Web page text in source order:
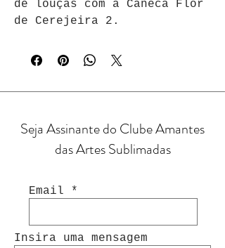
de louças com a Caneca Flor
de Cerejeira 2.
Seja Assinante do Clube Amantes
das Artes Sublimadas
Email
Insira uma mensagem